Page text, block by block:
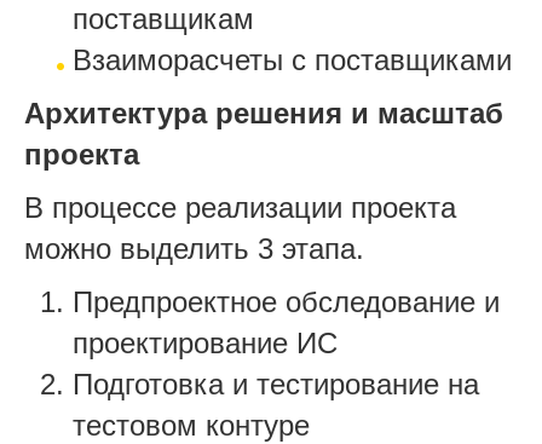
поставщикам
Взаиморасчеты с поставщиками
Архитектура решения и масштаб
проекта
В процессе реализации проекта
можно выделить 3 этапа.
Предпроектное обследование и
проектирование ИС
Подготовка и тестирование на
тестовом контуре